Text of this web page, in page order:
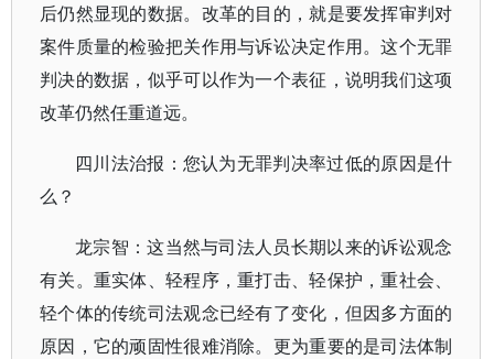
后仍然显现的数据。改革的目的，就是要发挥审判对
案件质量的检验把关作用与诉讼决定作用。这个无罪
判决的数据，似乎可以作为一个表征，说明我们这项
改革仍然任重道远。
四川法治报：您认为无罪判决率过低的原因是什
么？
龙宗智：这当然与司法人员长期以来的诉讼观念
有关。重实体、轻程序，重打击、轻保护，重社会、
轻个体的传统司法观念已经有了变化，但因多方面的
原因，它的顽固性很难消除。更为重要的是司法体制